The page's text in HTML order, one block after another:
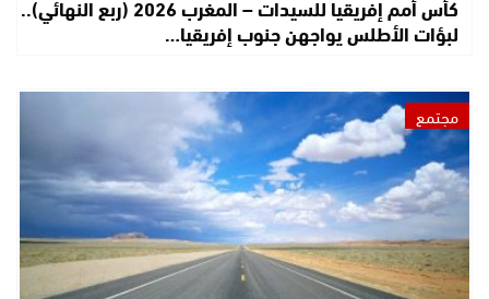
كأس أمم إفريقيا للسيدات – المغرب 2026 (ربع النهائي)..
لبؤات الأطلس يواجهن جنوب إفريقيا…
مجتمع